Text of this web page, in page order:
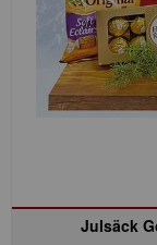
Julsäck